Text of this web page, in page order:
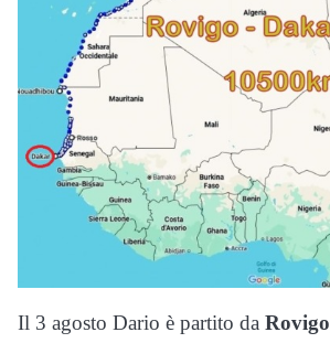
Il 3 agosto Dario è partito da Rovigo